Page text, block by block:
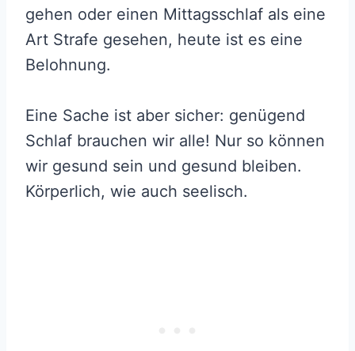
gehen oder einen Mittagsschlaf als eine
Art Strafe gesehen, heute ist es eine
Belohnung.
Eine Sache ist aber sicher: genügend
Schlaf brauchen wir alle! Nur so können
wir gesund sein und gesund bleiben.
Körperlich, wie auch seelisch.